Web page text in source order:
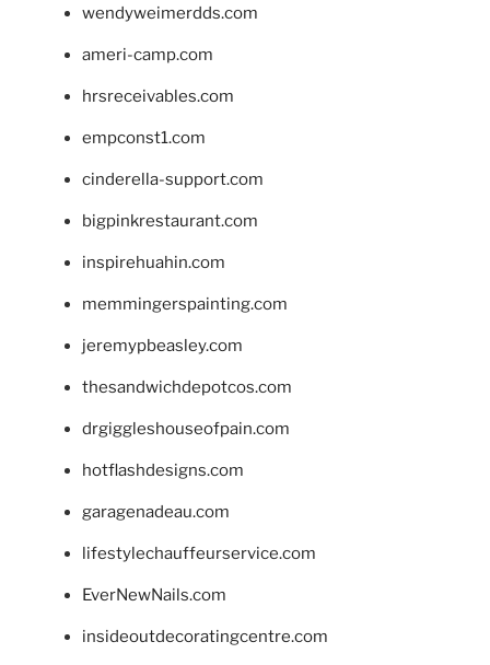
wendyweimerdds.com
ameri-camp.com
hrsreceivables.com
empconst1.com
cinderella-support.com
bigpinkrestaurant.com
inspirehuahin.com
memmingerspainting.com
jeremypbeasley.com
thesandwichdepotcos.com
drgiggleshouseofpain.com
hotflashdesigns.com
garagenadeau.com
lifestylechauffeurservice.com
EverNewNails.com
insideoutdecoratingcentre.com